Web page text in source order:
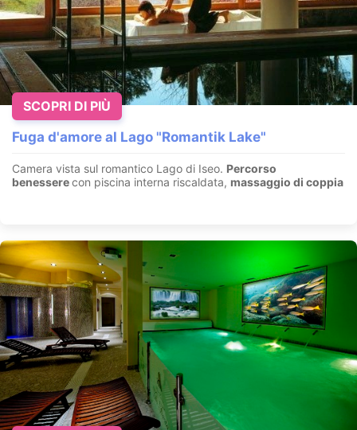
Pausa romantica nel Chianti in Toscana per l 8
Dicembre
Colle di Val d’Elsa – Siena - Toscana
Un palazzo seicentesco elegante, nel centro storico di
VEDI OFFERTA
Fuga d'amore al Lago "Romantik Lake"
Camera vista sul romantico Lago di Iseo. Percorso
benesserecon piscina interna riscaldata, massaggio di coppia
SCOPRI DI PIÙ